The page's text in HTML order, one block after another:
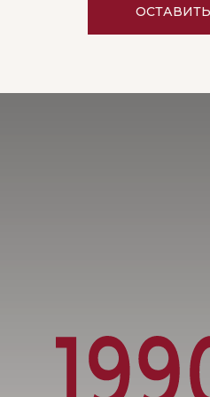
Можно
любом случае
надолго.
После 3–4